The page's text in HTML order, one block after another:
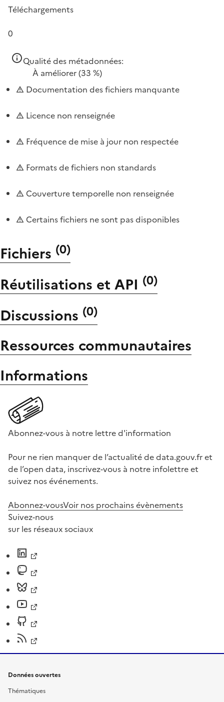
Téléchargements
0
Qualité des métadonnées:
À améliorer(33 %)
Documentation des fichiers manquante
Licence non renseignée
Fréquence de mise à jour non respectée
Formats de fichiers non standards
Couverture temporelle non renseignée
Certains fichiers ne sont pas disponibles
Fichiers (0)
Réutilisations et API (0)
Discussions (0)
Ressources communautaires
Informations
Abonnez-vous à notre lettre d'information
Pour ne rien manquer de l’actualité de data.gouv.fr et
de l’open data, inscrivez-vous à notre infolettre et
suivez nos événements.
Abonnez-vousVoir nos prochains évènements
Suivez-nous
sur les réseaux sociaux
Données ouvertes
Thématiques